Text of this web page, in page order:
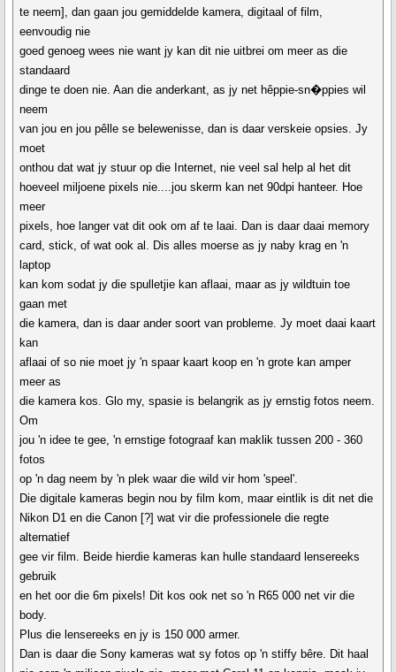
te neem], dan gaan jou gemiddelde kamera, digitaal of film,
eenvoudig nie
goed genoeg wees nie want jy kan dit nie uitbrei om meer as die
standaard
dinge te doen nie. Aan die anderkant, as jy net hêppie-sn�ppies wil
neem
van jou en jou pêlle se belewenisse, dan is daar verskeie opsies. Jy
moet
onthou dat wat jy stuur op die Internet, nie veel sal help al het dit
hoeveel miljoene pixels nie....jou skerm kan net 90dpi hanteer. Hoe
meer
pixels, hoe langer vat dit ook om af te laai. Dan is daar daai memory
card, stick, of wat ook al. Dis alles moerse as jy naby krag en 'n
laptop
kan kom sodat jy die spulletjie kan aflaai, maar as jy wildtuin toe
gaan met
die kamera, dan is daar ander soort van probleme. Jy moet daai kaart
kan
aflaai of so nie moet jy 'n spaar kaart koop en 'n grote kan amper
meer as
die kamera kos. Glo my, spasie is belangrik as jy ernstig fotos neem.
Om
jou 'n idee te gee, 'n ernstige fotograaf kan maklik tussen 200 - 360
fotos
op 'n dag neem by 'n plek waar die wild vir hom 'speel'.
Die digitale kameras begin nou by film kom, maar eintlik is dit net die
Nikon D1 en die Canon [?] wat vir die professionele die regte
alternatief
gee vir film. Beide hierdie kameras kan hulle standaard lensereeks
gebruik
en het oor die 6m pixels! Dit kos ook net so 'n R65 000 net vir die
body.
Plus die lensereeks en jy is 150 000 armer.
Dan is daar die Sony kameras wat sy fotos op 'n stiffy bêre. Dit haal